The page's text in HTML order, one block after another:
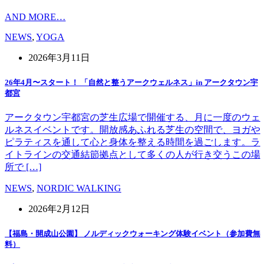
AND MORE…
NEWS, YOGA
2026年3月11日
26年4月〜スタート！ 「自然と整うアークウェルネス」in アークタウン宇
都宮
アークタウン宇都宮の芝生広場で開催する、月に一度のウェ
ルネスイベントです。開放感あふれる芝生の空間で、ヨガや
ピラティスを通して心と身体を整える時間を過ごします。ラ
イトラインの交通結節拠点として多くの人が行き交うこの場
所で […]
NEWS, NORDIC WALKING
2026年2月12日
【福島・開成山公園】 ノルディックウォーキング体験イベント（参加費無
料）